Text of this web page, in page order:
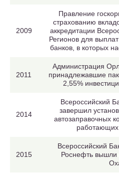
2009
Правление
страхованию
аккредитации
Регионов для
банков, в которых
2011
Администрация
принадлежавшие
2,55%
2014
Всероссийский
завершил
автозаправочных
2015
Всероссийский
Роснефть вышли